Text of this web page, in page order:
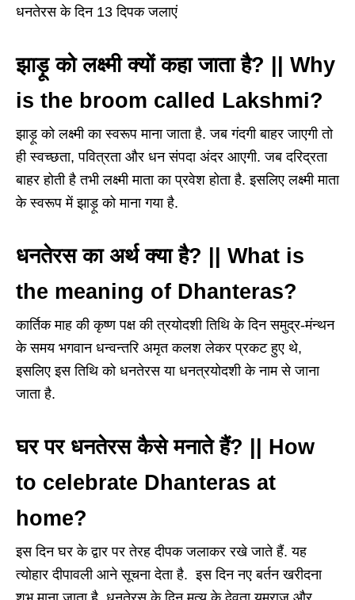
धनतेरस के दिन 13 दिपक जलाएं
झाड़ू को लक्ष्मी क्यों कहा जाता है? || Why
is the broom called Lakshmi?
झाड़ू को लक्ष्मी का स्वरूप माना जाता है. जब गंदगी बाहर जाएगी तो
ही स्वच्छता, पवित्रता और धन संपदा अंदर आएगी. जब दरिद्रता
बाहर होती है तभी लक्ष्मी माता का प्रवेश होता है. इसलिए लक्ष्मी माता
के स्वरूप में झाड़ू को माना गया है.
धनतेरस का अर्थ क्या है? || What is
the meaning of Dhanteras?
कार्तिक माह की कृष्ण पक्ष की त्रयोदशी तिथि के दिन समुद्र-मंन्थन
के समय भगवान धन्वन्तरि अमृत कलश लेकर प्रकट हुए थे,
इसलिए इस तिथि को धनतेरस या धनत्रयोदशी के नाम से जाना
जाता है.
घर पर धनतेरस कैसे मनाते हैं? || How
to celebrate Dhanteras at
home?
इस दिन घर के द्वार पर तेरह दीपक जलाकर रखे जाते हैं. यह
त्योहार दीपावली आने सूचना देता है. इस दिन नए बर्तन खरीदना